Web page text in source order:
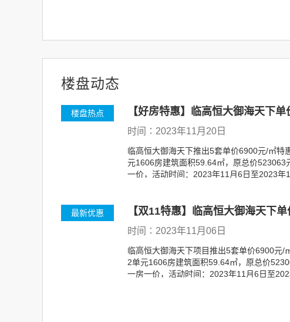
楼盘动态
楼盘热点 【好房特惠】临高恒大御海天下
时间∶2023年11月20日
临高恒大御海天下推出5套单价6900元/㎡
元1606房建筑面积59.64㎡，原总价
一价，活动时间：2023年11月6日至2023年
最新优惠 【双11特惠】临高恒大御海天下
时间∶2023年11月06日
临高恒大御海天下项目推出5套单价6900元
2单元1606房建筑面积59.64㎡，原总价
一房一价，活动时间：2023年11月6日至